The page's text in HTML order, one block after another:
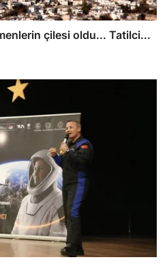
çilesi oldu... Tatilci...